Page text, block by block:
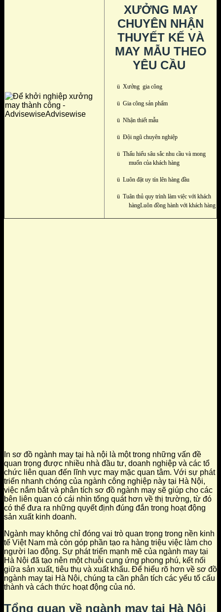
XƯỞNG MAY
CHUYÊN NHẬN
THUYẾT KẾ VÀ
MAY MẪU THEO
YÊU CẦU
ü Xưởng gia công
ü Gia công sản phẩm
ü Nhận thiết mẫu
ü Đội ngũ chuyên nghiệp
ü Thấu hiểu sâu sắc nhu cầu và mong
muốn của khách hàng
ü Luôn đặt uy tín lên hàng đầu
ü Tuân thủ quy trình làm việc với khách
hàngLuôn đồng hành với khách hàng
In sơ đồ ngành may tại hà nội là một trong những vấn đề
quan trọng được nhiều nhà đầu tư, doanh nghiệp và các tổ
chức liên quan đến lĩnh vực may mặc quan tâm. Với sự phát
triển nhanh chóng của ngành công nghiệp này tại Hà Nội,
việc nắm bắt và phân tích sơ đồ ngành may sẽ giúp cho các
bên liên quan có cái nhìn tổng quát hơn về thị trường, từ đó
có thể đưa ra những quyết định đúng đắn trong hoạt động
sản xuất kinh doanh.
Ngành may không chỉ đóng vai trò quan trọng trong nền kinh
tế Việt Nam mà còn góp phần tạo ra hàng triệu việc làm cho
người lao động. Sự phát triển mạnh mẽ của ngành may tại
Hà Nội đã tạo nên một chuỗi cung ứng phong phú, kết nối
giữa sản xuất, tiêu thụ và xuất khẩu. Để hiểu rõ hơn về sơ đồ
ngành may tại Hà Nội, chúng ta cần phân tích các yếu tố cấu
thành và cách thức hoạt động của nó.
Tổng quan về ngành may tại Hà Nội